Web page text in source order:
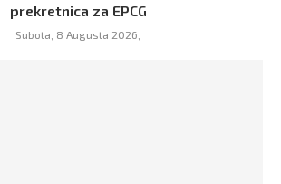
prekretnica za EPCG
Subota, 8 Augusta 2026,